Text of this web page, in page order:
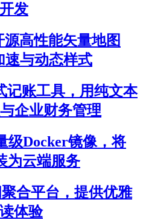
发
高性能矢量地图
速与动态样式
记账工具，用纯文本
企业财务管理
级Docker镜像，将
为云端服务
合平台，提供优雅
体验